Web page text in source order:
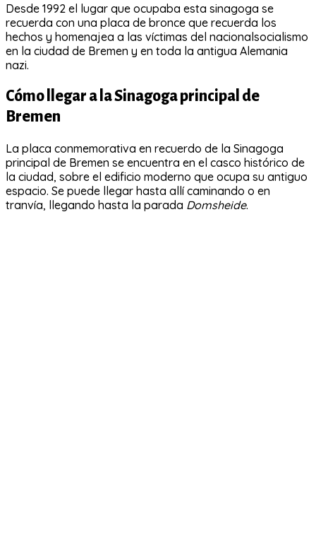
Desde 1992 el lugar que ocupaba esta sinagoga se
recuerda con una placa de bronce que recuerda los
hechos y homenajea a las víctimas del nacionalsocialismo
en la ciudad de Bremen y en toda la antigua Alemania
nazi.
Cómo llegar a la Sinagoga principal de
Bremen
La placa conmemorativa en recuerdo de la Sinagoga
principal de Bremen se encuentra en el casco histórico de
la ciudad, sobre el edificio moderno que ocupa su antiguo
espacio. Se puede llegar hasta allí caminando o en
tranvía, llegando hasta la parada Domsheide.